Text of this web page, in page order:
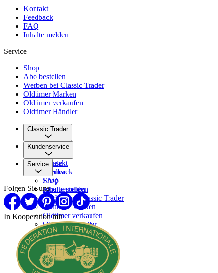
Kontakt
Feedback
FAQ
Inhalte melden
Service
Shop
Abo bestellen
Werben bei Classic Trader
Oldtimer Marken
Oldtimer verkaufen
Oldtimer Händler
Classic Trader
Über uns
Karriere
Presse
Partner
Kundenservice
Kontakt
Feedback
FAQ
Inhalte melden
Service
Shop
Abo bestellen
Werben bei Classic Trader
Oldtimer Marken
Oldtimer verkaufen
Oldtimer Händler
Folgen Sie uns
In Kooperation mit